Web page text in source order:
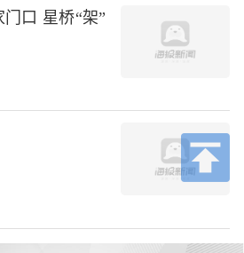
口 星桥“架”